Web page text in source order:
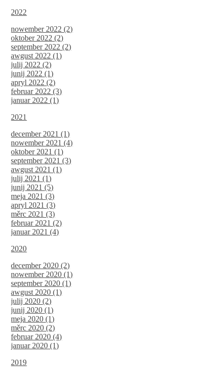
2022
nowember 2022 (2)
oktober 2022 (2)
september 2022 (2)
awgust 2022 (1)
julij 2022 (2)
junij 2022 (1)
apryl 2022 (2)
februar 2022 (3)
januar 2022 (1)
2021
december 2021 (1)
nowember 2021 (4)
oktober 2021 (1)
september 2021 (3)
awgust 2021 (1)
julij 2021 (1)
junij 2021 (5)
meja 2021 (3)
apryl 2021 (3)
měrc 2021 (3)
februar 2021 (2)
januar 2021 (4)
2020
december 2020 (2)
nowember 2020 (1)
september 2020 (1)
awgust 2020 (1)
julij 2020 (2)
junij 2020 (1)
meja 2020 (1)
měrc 2020 (2)
februar 2020 (4)
januar 2020 (1)
2019